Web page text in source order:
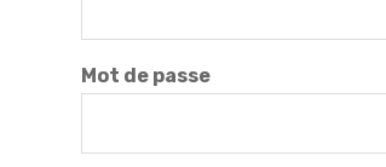
Mot de passe